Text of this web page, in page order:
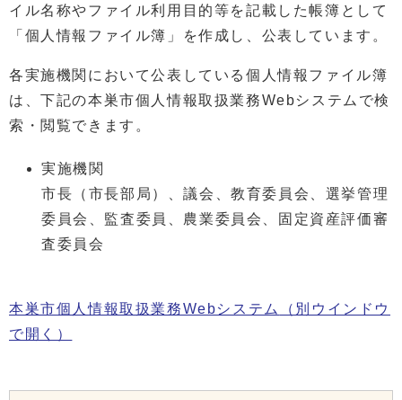
イル名称やファイル利用目的等を記載した帳簿として
「個人情報ファイル簿」を作成し、公表しています。
各実施機関において公表している個人情報ファイル簿
は、下記の本巣市個人情報取扱業務Webシステムで検
索・閲覧できます。
実施機関
市長（市長部局）、議会、教育委員会、選挙管理
委員会、監査委員、農業委員会、固定資産評価審
査委員会
本巣市個人情報取扱業務Webシステム
（別ウインドウ
で開く）